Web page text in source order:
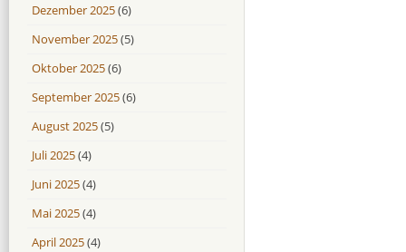
Dezember 2025(6)
November 2025(5)
Oktober 2025(6)
September 2025(6)
August 2025(5)
Juli 2025(4)
Juni 2025(4)
Mai 2025(4)
April 2025(4)